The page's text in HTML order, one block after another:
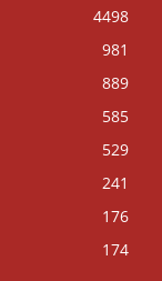
4498
981
889
585
529
241
176
174